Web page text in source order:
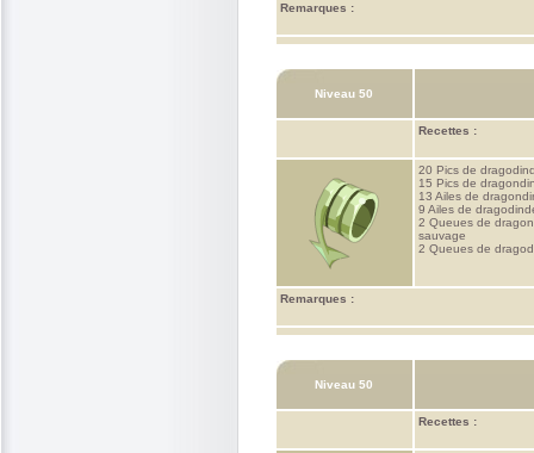
Remarques :
Niveau 50
Recettes :
20 Pics de
15 Pics de
13 Ailes de
9 Ailes de
2 Queues de
sauvage
2 Queues de
Remarques :
Niveau 50
Recettes :